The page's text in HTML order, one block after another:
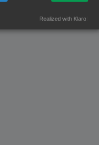
Realized with Klaro!